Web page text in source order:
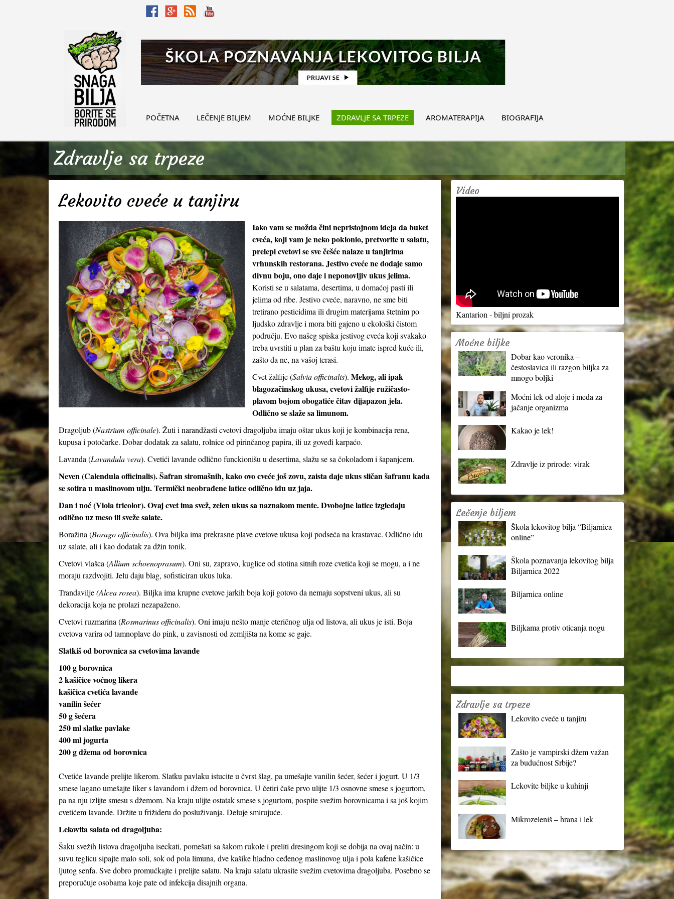
POČETNA LEČENJE BILJEM MOĆNE BILJKE ZDRAVLJE SA TRPEZE AROMATERAPIJA BIOGRAFIJA
Zdravlje sa trpeze
Lekovito cveće u tanjiru
Iako vam se možda čini nepristojnom ideja da buket
cveća, koji vam je neko poklonio, pretvorite u salatu,
prelepi cvetovi se sve češće nalaze u tanjirima
vrhunskih restorana. Jestivo cveće ne dodaje samo
divnu boju, ono daje i neponovljiv ukus jelima.
Koristi se u salatama, desertima, u domaćoj pasti ili
jelima od ribe. Jestivo cveće, naravno, ne sme biti
tretirano pesticidima ili drugim materijama štetnim po
ljudsko zdravlje i mora biti gajeno u ekološki čistom
području. Evo našeg spiska jestivog cveća koji svakako
treba uvrstiti u plan za baštu koju imate ispred kuće ili,
zašto da ne, na vašoj terasi.
Cvet žalfije (Salvia officinalis). Mekog, ali ipak
blagozačinskog ukusa, cvetovi žalfije ružičasto-
plavom bojom obogatiće čitav dijapazon jela.
Odlično se slaže sa limunom.
Dragoljub (Nastrium officinale). Žuti i narandžasti cvetovi dragoljuba imaju oštar ukus koji je kombinacija rena,
kupusa i potočarke. Dobar dodatak za salatu, rolnice od pirinčanog papira, ili uz goveđi karpaćo.
Lavanda (Lavandula vera). Cvetići lavande odlično funckionišu u desertima, slažu se sa čokoladom i šapanjcem.
Neven (Calendula officinalis). Šafran siromašnih, kako ovo cveće još zovu, zaista daje ukus sličan šafranu kada
se sotira u maslinovom ulju. Termički neobrađene latice odlično idu uz jaja.
Dan i noć (Viola tricolor). Ovaj cvet ima svež, zelen ukus sa naznakom mente. Dvobojne latice izgledaju
odlično uz meso ili sveže salate.
Boražina (Borago officinalis). Ova biljka ima prekrasne plave cvetove ukusa koji podseća na krastavac. Odlično idu
uz salate, ali i kao dodatak za džin tonik.
Cvetovi vlašca (Allium schoenoprasum). Oni su, zapravo, kuglice od stotina sitnih roze cvetića koji se mogu, a i ne
moraju razdvojiti. Jelu daju blag, sofisticiran ukus luka.
Trandavilje(Alcea rosea). Biljka ima krupne cvetove jarkih boja koji gotovo da nemaju sopstveni ukus, ali su
dekoracija koja ne prolazi nezapaženo.
Cvetovi ruzmarina (Rosmarinus officinalis). Oni imaju nešto manje eteričnog ulja od listova, ali ukus je isti. Boja
cvetova varira od tamnoplave do pink, u zavisnosti od zemljišta na kome se gaje.
Slatkiš od borovnica sa cvetovima lavande
100 g borovnica
2 kašičice voćnog likera
kašičica cvetića lavande
vanilin šećer
50 g šećera
250 ml slatke pavlake
400 ml jogurta
200 g džema od borovnica
Cvetiće lavande prelijte likerom. Slatku pavlaku istucite u čvrst šlag, pa umešajte vanilin šećer, šećer i jogurt. U 1/3
smese lagano umešajte liker s lavandom i džem od borovnica. U četiri čaše prvo ulijte 1/3 osnovne smese s jogurtom,
pa na nju izlijte smesu s džemom. Na kraju ulijte ostatak smese s jogurtom, pospite svežim borovnicama i sa još kojim
cvetićem lavande. Držite u frižideru do posluživanja. Deluje smirujuće.
Lekovita salata od dragoljuba:
Šaku svežih listova dragoljuba iseckati, pomešati sa šakom rukole i preliti dresingom koji se dobija na ovaj način: u
suvu teglicu sipajte malo soli, sok od pola limuna, dve kašike hladno ceđenog maslinovog ulja i pola kafene kašičice
ljutog senfa. Sve dobro promućkajte i prelijte salatu. Na kraju salatu ukrasite svežim cvetovima dragoljuba. Posebno se
preporučuje osobama koje pate od infekcija disajnih organa.
Video
Kantarion - biljni prozak
Moćne biljke
Dobar kao veronika –
čestoslavica ili razgon biljka za
mnogo boljki
Moćni lek od aloje i meda za
jačanje organizma
Kakao je lek!
Zdravlje iz prirode: virak
Lečenje biljem
Škola lekovitog bilja “Biljarnica
online”
Škola poznavanja lekovitog bilja
Biljarnica 2022
Biljarnica online
Biljkama protiv oticanja nogu
Zdravlje sa trpeze
Lekovito cveće u tanjiru
Zašto je vampirski džem važan
za budućnost Srbije?
Lekovite biljke u kuhinji
Mikrozeleniš – hrana i lek